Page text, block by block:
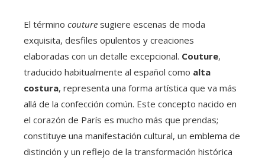
El término couture sugiere escenas de moda
exquisita, desfiles opulentos y creaciones
elaboradas con un detalle excepcional. Couture,
traducido habitualmente al español como alta
costura, representa una forma artística que va más
allá de la confección común. Este concepto nacido en
el corazón de París es mucho más que prendas;
constituye una manifestación cultural, un emblema de
distinción y un reflejo de la transformación histórica